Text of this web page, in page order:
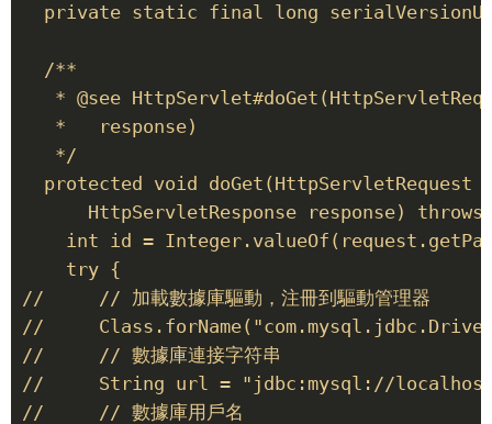
private static final long
  /**
* @see
   *   response)
   */
protected void doGet(HttpServletRequest
HttpServletResponse response)
int id =
    try {
//     // 加載數據庫驅動，注冊到驅動管理器
//
//     // 數據庫連接字符串
//     String url = "jdbc:mysql://
//     // 數據庫用戶名